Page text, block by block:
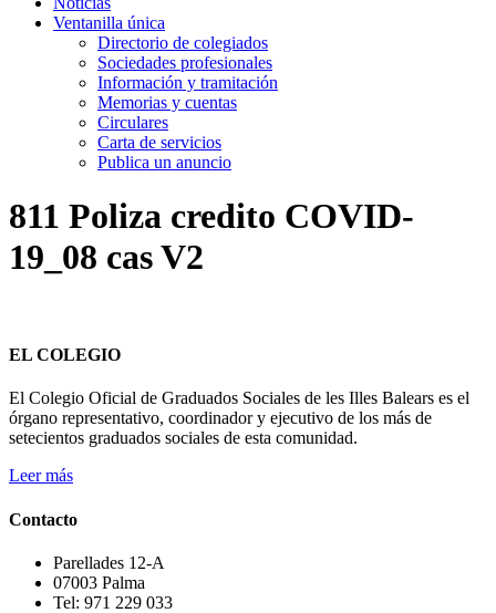
Ventanilla única
Directorio de colegiados
Sociedades profesionales
Información y tramitación
Memorias y cuentas
Circulares
Carta de servicios
Publica un anuncio
811 Poliza credito COVID-
19_08 cas V2
EL COLEGIO
El Colegio Oficial de Graduados Sociales de les Illes Balears es el
órgano representativo, coordinador y ejecutivo de los más de
setecientos graduados sociales de esta comunidad.
Leer más
Contacto
Parellades 12-A
07003 Palma
Tel: 971 229 033